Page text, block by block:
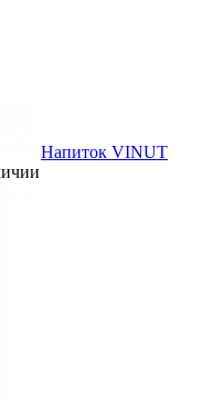
Напиток VINUT